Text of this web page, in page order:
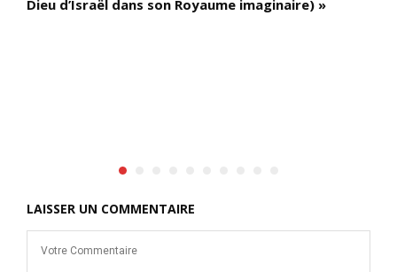
Dieu d’Israël dans son Royaume imaginaire) »
LAISSER UN COMMENTAIRE